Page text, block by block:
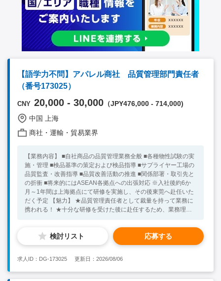
【語学力不問】アパレル商社 品質管理部門責任者
（番号173025）
CNY 20,000 - 30,000 （JPY476,000 - 714,000)
中国 上海
商社・運輸・貿易業界
【業務内容】 ■自社商品の品質管理業務全般 ■各種物性試験の実
施・管理 ■検品基準の策定および検品指導 ■サプライヤー工場の
品質監査・改善指導 ■品質改善活動の推進 ■関係部署・取引先と
の折衝 ■将来的にはASEAN各拠点への出張対応 ※入社後約6か
月～1年間は上海拠点にて研修を実施し、その後東莞へ赴任いた
だく予定 【魅力】 ★品質管理責任者として裁量を持って業務に
携われる！ ★十分な研修を受けた後に赴任するため、業務理解
質保証・生産管理のいずれかの実務経験あり ■社内・外との調
整・折衝ができるコミュニケーション力がある方 ■営業経験あり
コミュニケーションが可能な方 ★30代～40代の方が活躍中！ ※
キーワード：中国日系企業就職 中国勤務 無料斡旋サービス
検討リスト 応募する
求人ID：DG-173025 更新日：2026/08/06